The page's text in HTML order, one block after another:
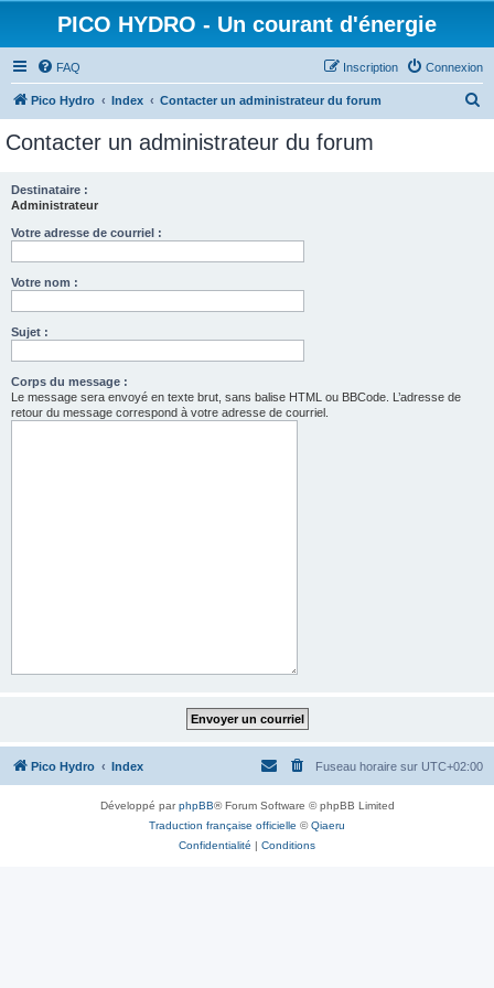
PICO HYDRO - Un courant d'énergie
FAQ Connexion
Inscription
Pico Hydro Index Contacter un administrateur du forum
Contacter un administrateur du forum
Destinataire :
Administrateur
Votre adresse de courriel :
Votre nom :
Sujet :
Corps du message :
Le message sera envoyé en texte brut, sans balise HTML ou BBCode. L’adresse de
retour du message correspond à votre adresse de courriel.
Pico Hydro Index Fuseau horaire sur UTC+02:00
Développé parphpBB® Forum Software © phpBB Limited
Traduction française officielle ©Qiaeru
Confidentialité | Conditions